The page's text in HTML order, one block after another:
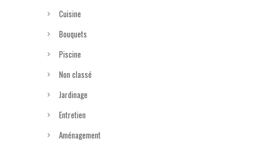
Cuisine
Bouquets
Piscine
Non classé
Jardinage
Entretien
Aménagement